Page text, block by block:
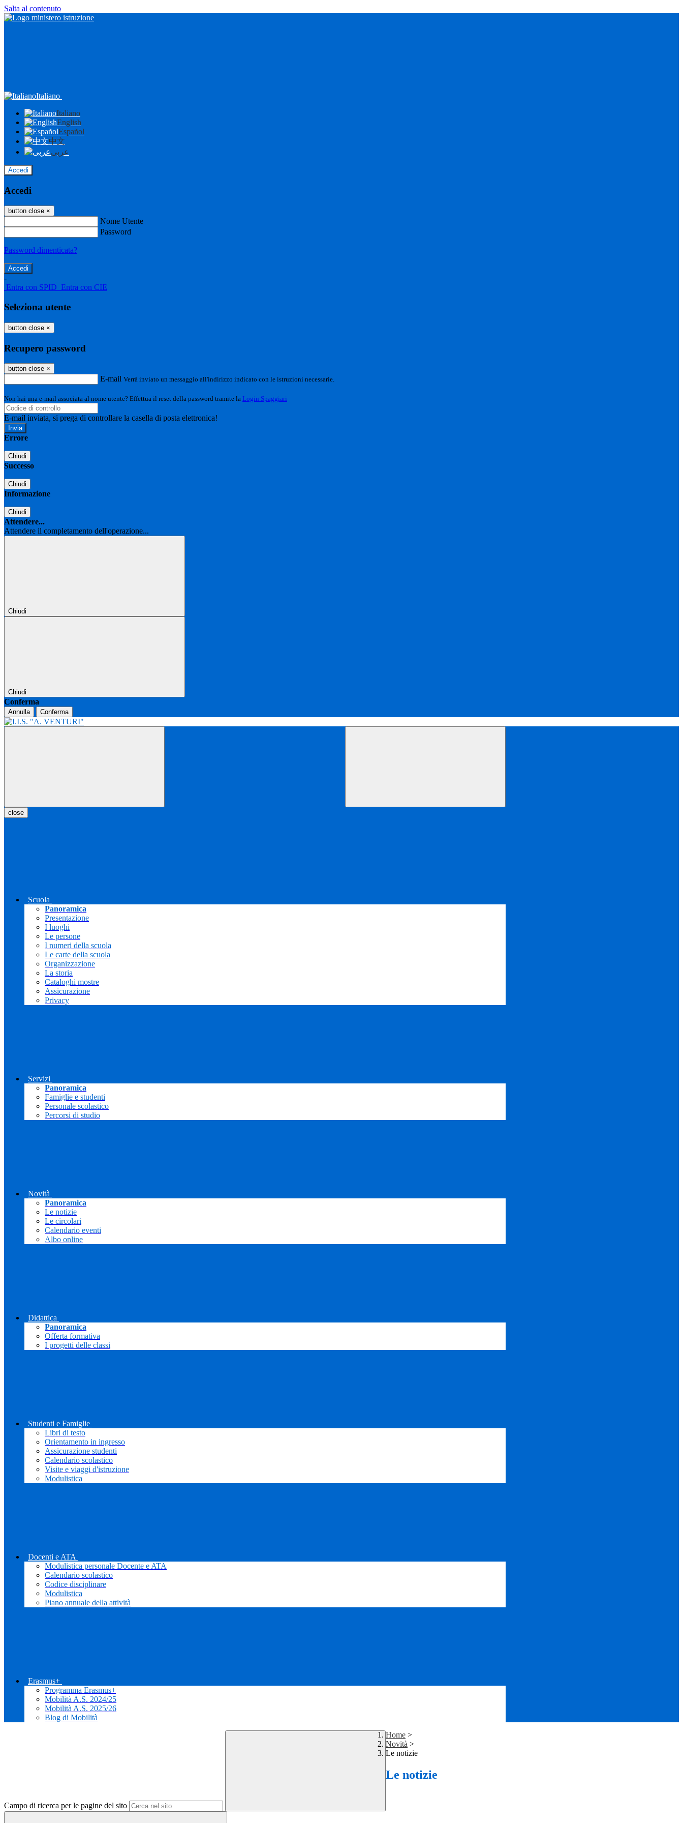
Salta al contenuto
Italiano
Italiano
English
Español
中文
عربى
Accedi
Accedi
button close ×
Nome Utente
Password
Password dimenticata?
-
Entra con SPID Entra con CIE
Seleziona utente
button close ×
Recupero password
button close ×
E-mail Verrà inviato un messaggio all'indirizzo indicato con le istruzioni necessarie.
Non hai una e-mail associata al nome utente? Effettua il reset della password tramite la Login Spaggiari
E-mail inviata, si prega di controllare la casella di posta elettronica!
Errore
Chiudi
Successo
Chiudi
Informazione
Chiudi
Attendere...
Attendere il completamento dell'operazione...
Chiudi
Chiudi
Conferma
Annulla Conferma
close
Scuola
Panoramica
Presentazione
I luoghi
Le persone
I numeri della scuola
Le carte della scuola
Organizzazione
La storia
Cataloghi mostre
Assicurazione
Privacy
Servizi
Panoramica
Famiglie e studenti
Personale scolastico
Percorsi di studio
Novità
Panoramica
Le notizie
Le circolari
Calendario eventi
Albo online
Didattica
Panoramica
Offerta formativa
I progetti delle classi
Studenti e Famiglie
Libri di testo
Orientamento in ingresso
Assicurazione studenti
Calendario scolastico
Visite e viaggi d'istruzione
Modulistica
Docenti e ATA
Modulistica personale Docente e ATA
Calendario scolastico
Codice disciplinare
Modulistica
Piano annuale della attività
Erasmus+
Programma Erasmus+
Mobilità A.S. 2024/25
Mobilità A.S. 2025/26
Blog di Mobilità
Campo di ricerca per le pagine del sito
Home >
Novità >
Le notizie
Le notizie